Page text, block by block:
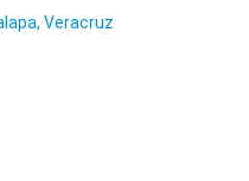
Veracruz